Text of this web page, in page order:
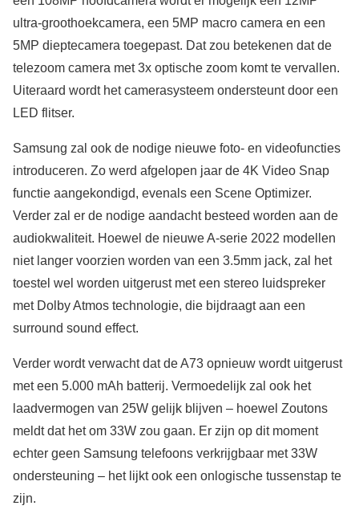
ultra-groothoekcamera, een 5MP macro camera en een
5MP dieptecamera toegepast. Dat zou betekenen dat de
telezoom camera met 3x optische zoom komt te vervallen.
Uiteraard wordt het camerasysteem ondersteunt door een
LED flitser.
Samsung zal ook de nodige nieuwe foto- en videofuncties
introduceren. Zo werd afgelopen jaar de 4K Video Snap
functie aangekondigd, evenals een Scene Optimizer.
Verder zal er de nodige aandacht besteed worden aan de
audiokwaliteit. Hoewel de nieuwe A-serie 2022 modellen
niet langer voorzien worden van een 3.5mm jack, zal het
toestel wel worden uitgerust met een stereo luidspreker
met Dolby Atmos technologie, die bijdraagt aan een
surround sound effect.
Verder wordt verwacht dat de A73 opnieuw wordt uitgerust
met een 5.000 mAh batterij. Vermoedelijk zal ook het
laadvermogen van 25W gelijk blijven – hoewel Zoutons
meldt dat het om 33W zou gaan. Er zijn op dit moment
echter geen Samsung telefoons verkrijgbaar met 33W
ondersteuning – het lijkt ook een onlogische tussenstap te
zijn.